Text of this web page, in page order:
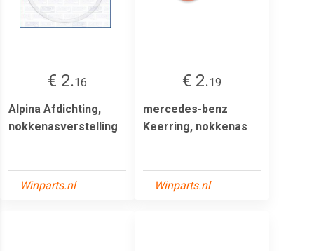
€ 2.16
Alpina Afdichting,
nokkenasverstelling
Winparts.nl
€ 2.19
mercedes-benz
Keerring, nokkenas
Winparts.nl